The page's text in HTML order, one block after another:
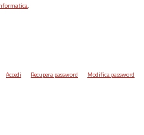
.
Accedi Recupera password Modifica password